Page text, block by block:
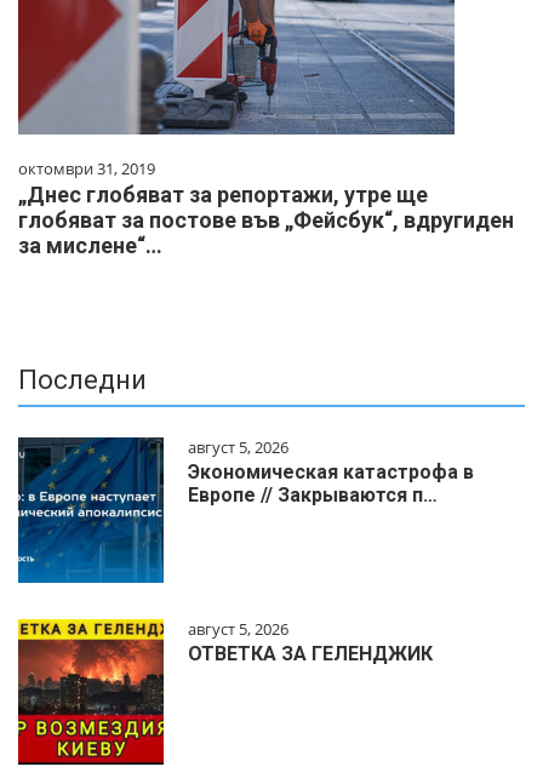
октомври 31, 2019
„Днес глобяват за репортажи, утре ще
глобяват за постове във „Фейсбук“, вдругиден
за мислене“…
Последни
август 5, 2026
Экономическая катастрофа в
Европе // Закрываются п…
август 5, 2026
ОТВЕТКА ЗА ГЕЛЕНДЖИК